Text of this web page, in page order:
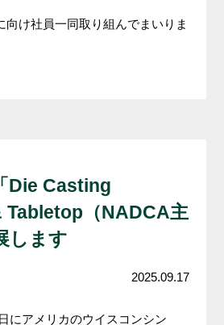
向け社員一同取り組んでまいりま
Die Casting
（NADCA主
します
2025.09.17
にアメリカのウイスコンシン